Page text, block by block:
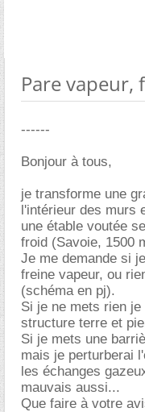
Pare vapeur,
------
Bonjour à tous,
je transforme une
l'intérieur des murs
une étable voutée
froid (Savoie, 1500
Je me demande si
freine vapeur, ou
(schéma en pj).
Si je ne mets rien
structure terre et
Si je mets une
mais je perturberai
les échanges
mauvais aussi...
Que faire à votre